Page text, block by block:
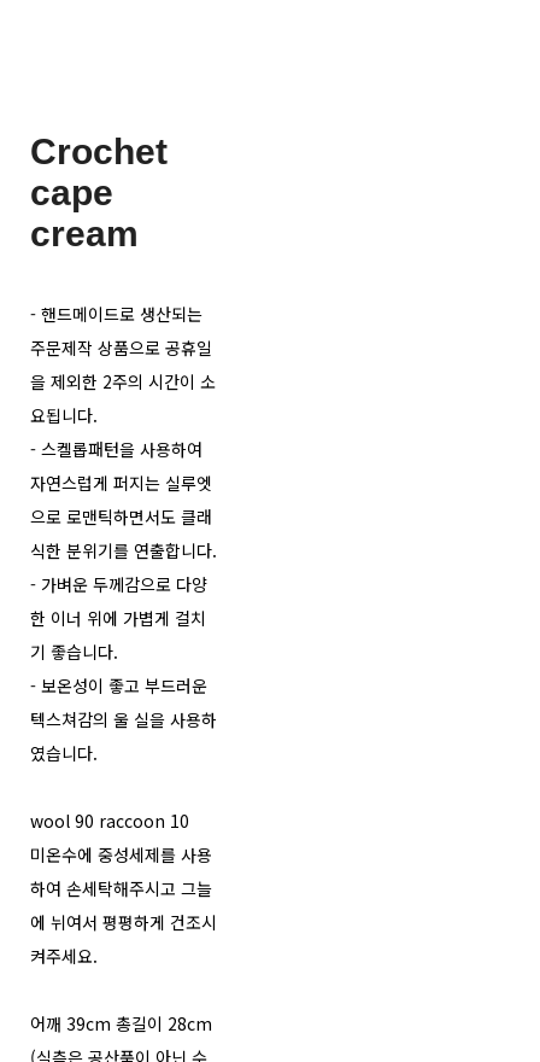
Crochet
cape
cream
- 핸드메이드로 생산되는
주문제작 상품으로 공휴일
을 제외한 2주의 시간이 소
요됩니다.
- 스켈롭패턴을 사용하여
자연스럽게 퍼지는 실루엣
으로 로맨틱하면서도 클래
식한 분위기를 연출합니다.
- 가벼운 두께감으로 다양
한 이너 위에 가볍게 걸치
기 좋습니다.
- 보온성이 좋고 부드러운
텍스쳐감의 울 실을 사용하
였습니다.
wool 90 raccoon 10
미온수에 중성세제를 사용
하여 손세탁해주시고 그늘
에 뉘여서 평평하게 건조시
켜주세요.
어깨 39cm 총길이 28cm